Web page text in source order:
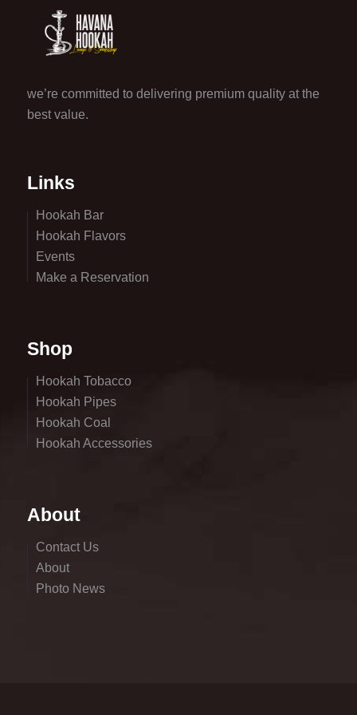
we’re committed to delivering premium quality at the
best value.
Links
Hookah Bar
Hookah Flavors
Events
Make a Reservation
Shop
Hookah Tobacco
Hookah Pipes
Hookah Coal
Hookah Accessories
About
Contact Us
About
Photo News